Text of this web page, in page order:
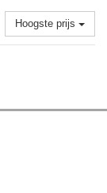
Hoogste prijs